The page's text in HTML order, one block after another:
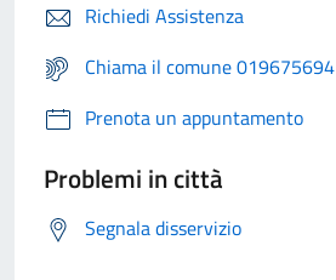
Richiedi Assistenza
Chiama il comune 019675694
Prenota un appuntamento
Problemi in città
Segnala disservizio